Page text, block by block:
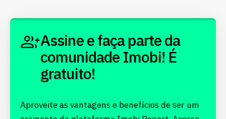
Assine e faça parte da
comunidade Imobi! É
gratuito!
Aproveite as vantagens e benefícios de ser um